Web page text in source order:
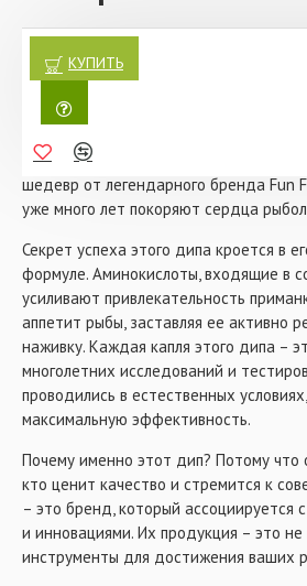
экстракт криля, лососевую муку,
муку и др.
Густая консистенция дипов этой
подходит для пропитки бойлов.
бойлы будут постепенно излучать
запах бустера, который сводит
разработаны для повышения
бойлов, насадок и сыпучей
комбинации с бойлами серии Ecstasy.
Характеристики:
Fun Fishing Ecstasy Amino
Peach- ароматизатор на
сладкого персика и мидий.
Это сочетание создает
который не оставит карпа
Объём: 175 мл.
КУПИТЬ
Дип Fun Fishing Ecstasy Amino Booster
(Ракушка & Персик) – это не просто
настоящему рыбацкому успеху.
свежего персика смешивается с
ума даже самых осторожных карпов.
шедевр от легендарного бренда Fun
уже много лет покоряют сердца
Секрет успеха этого дипа кроется в
формуле. Аминокислоты, входящие в
усиливают привлекательность
аппетит рыбы, заставляя ее активно
наживку. Каждая капля этого дипа –
многолетних исследований и
проводились в естественных
максимальную эффективность.
Почему именно этот дип? Потому что
кто ценит качество и стремится к
– это бренд, который ассоциируется
и инновациями. Их продукция – это не
инструменты для достижения ваших